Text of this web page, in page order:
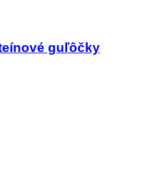
guľôčky